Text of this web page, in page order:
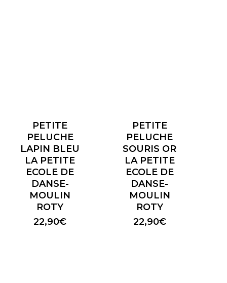
PETITE
PELUCHE
LAPIN BLEU
LA PETITE
ECOLE DE
DANSE-
MOULIN
ROTY
22,90€
PETITE
PELUCHE
SOURIS OR
LA PETITE
ECOLE DE
DANSE-
MOULIN
ROTY
22,90€